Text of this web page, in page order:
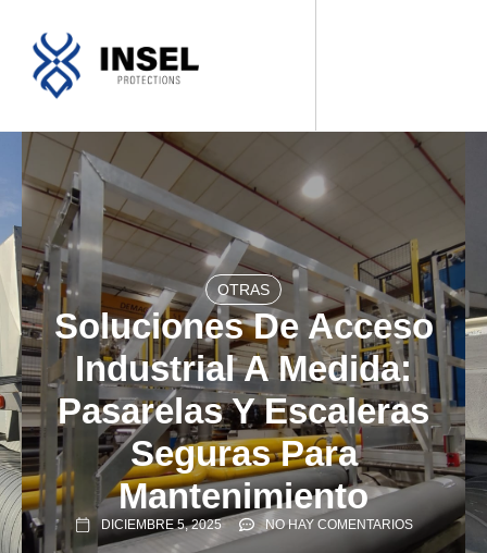
OTRAS
Soluciones De Acceso
Industrial A Medida:
Pasarelas Y Escaleras
Seguras Para
Mantenimiento
DICIEMBRE 5, 2025 NO HAY COMENTARIOS